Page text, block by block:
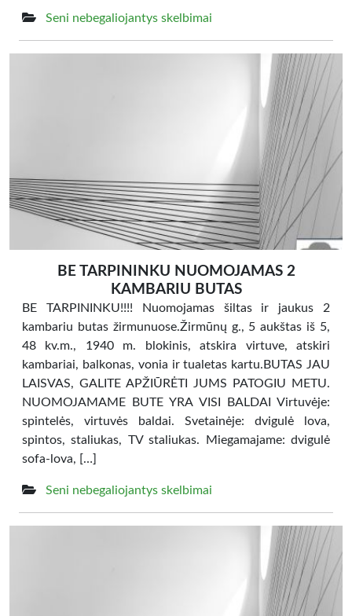
Seni nebegaliojantys skelbimai
BE TARPININKU NUOMOJAMAS 2
KAMBARIU BUTAS
BE TARPININKU!!!! Nuomojamas šiltas ir jaukus 2
kambariu butas žirmunuose.Žirmūnų g., 5 aukštas iš 5,
48 kv.m., 1940 m. blokinis, atskira virtuve, atskiri
kambariai, balkonas, vonia ir tualetas kartu.BUTAS JAU
LAISVAS, GALITE APŽIŪRĖTI JUMS PATOGIU METU.
NUOMOJAMAME BUTE YRA VISI BALDAI Virtuvėje:
spintelės, virtuvės baldai. Svetainėje: dvigulė lova,
spintos, staliukas, TV staliukas. Miegamajame: dvigulė
sofa-lova, […]
Seni nebegaliojantys skelbimai